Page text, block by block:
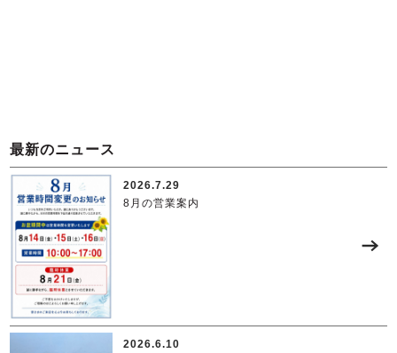
最新のニュース
2026.7.29
8月の営業案内
2026.6.10